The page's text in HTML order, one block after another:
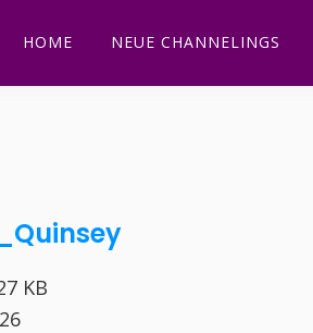
HOME NEUE CHANNELINGS
KB